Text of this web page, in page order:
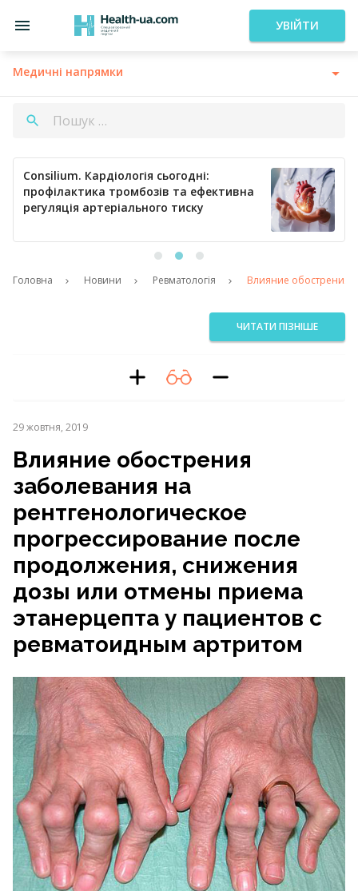
УВІЙТИ
Медичні напрямки
Consilium. Кардіологія сьогодні:
профілактика тромбозів та ефективна
регуляція артеріального тиску
Головна Новини Ревматологія Влияние обострения
ЧИТАТИ ПІЗНІШЕ
29 жовтня, 2019
Влияние обострения
заболевания на
рентгенологическое
прогрессирование после
продолжения, снижения
дозы или отмены приема
этанерцепта у пациентов с
ревматоидным артритом